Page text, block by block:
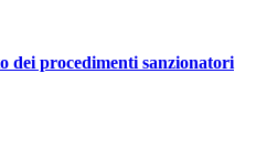
dei procedimenti sanzionatori